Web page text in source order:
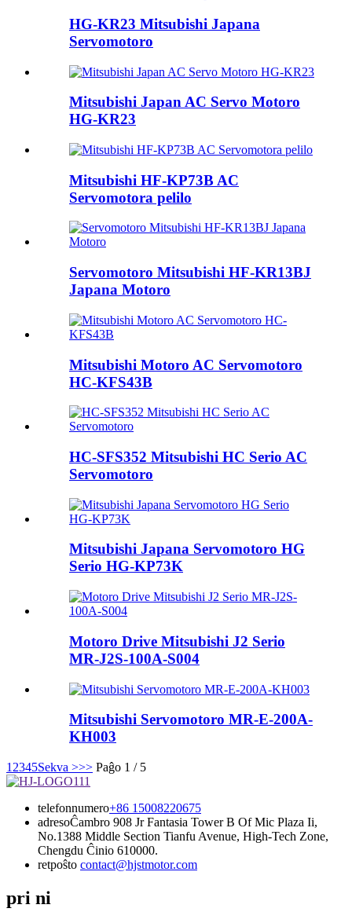
HG-KR23 Mitsubishi Japana
Servomotoro
Mitsubishi Japan AC Servo Motoro
HG-KR23
Mitsubishi HF-KP73B AC
Servomotora pelilo
Servomotoro Mitsubishi HF-KR13BJ
Japana Motoro
Mitsubishi Motoro AC Servomotoro
HC-KFS43B
HC-SFS352 Mitsubishi HC Serio AC
Servomotoro
Mitsubishi Japana Servomotoro HG
Serio HG-KP73K
Motoro Drive Mitsubishi J2 Serio
MR-J2S-100A-S004
Mitsubishi Servomotoro MR-E-200A-
KH003
1 2345Sekva >>> Paĝo 1 / 5
telefonnumero+86 15008220675
adresoĈambro 908 Jr Fantasia Tower B Of Mic Plaza Ii,
No.1388 Middle Section Tianfu Avenue, High-Tech Zone,
Chengdu Ĉinio 610000.
retpoŝto contact@hjstmotor.com
pri ni